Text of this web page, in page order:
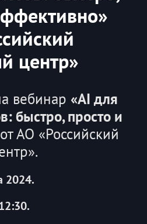
центр»
вебинар «AI для
быстро, просто и
от АО «Российский
2024.